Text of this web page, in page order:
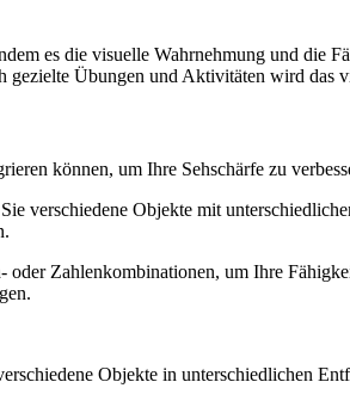
es die visuelle Wahrnehmung und die
Übungen und Aktivitäten wird
können, um Ihre Sehschärfe zu
verschiedene Objekte mit
oder Zahlenkombinationen, um Ihre
Objekte in unterschiedlichen